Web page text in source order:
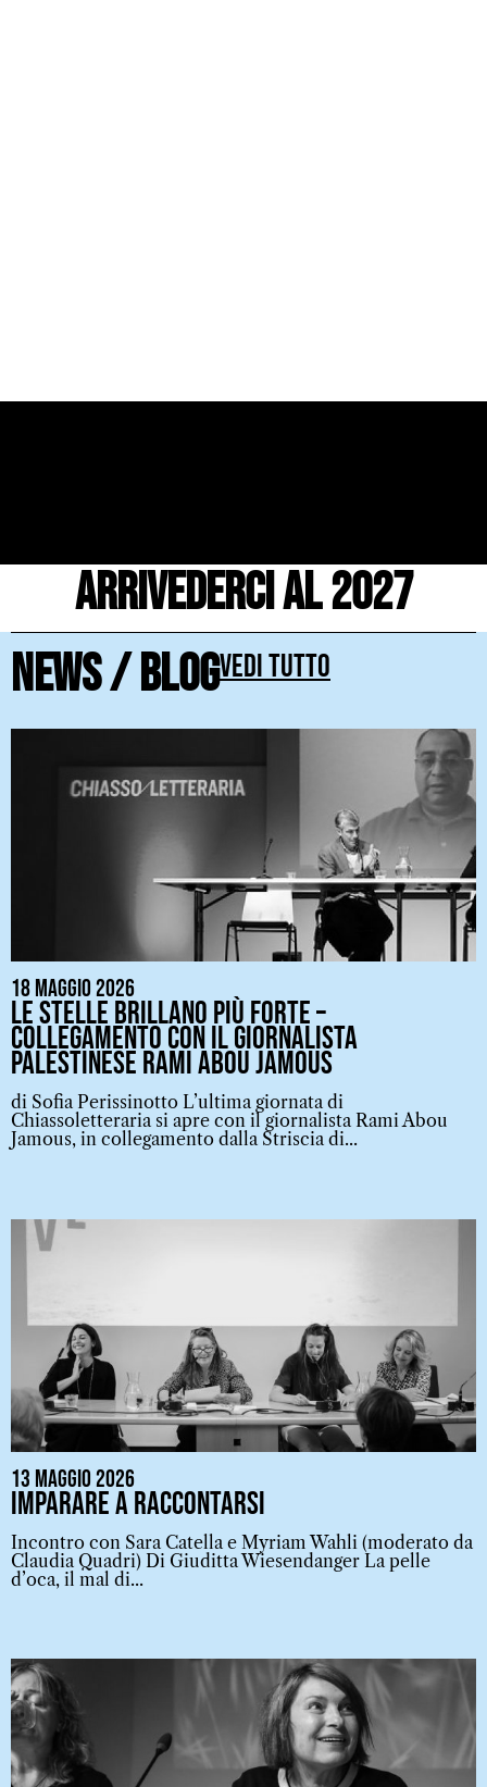
Arrivederci al 2027
News / blogVedi tutto
18 Maggio 2026
Le stelle brillano più forte –
collegamento con il giornalista
palestinese Rami Abou Jamous
di Sofia Perissinotto L’ultima giornata di
Chiassoletteraria si apre con il giornalista Rami Abou
Jamous, in collegamento dalla Striscia di...
13 Maggio 2026
Imparare a raccontarsi
Incontro con Sara Catella e Myriam Wahli (moderato da
Claudia Quadri) Di Giuditta Wiesendanger La pelle
d’oca, il mal di...